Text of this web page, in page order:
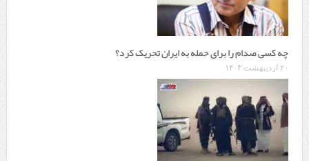
چه کسی صدام را برای حمله به ایران تحریک کرد؟
۲۰ اردیبهشت ۱۴۰۳